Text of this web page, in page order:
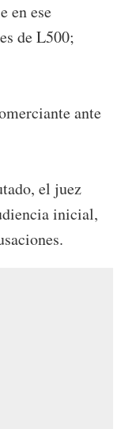
en ese
de L500;
ante
el juez
inicial,